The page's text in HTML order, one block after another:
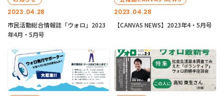
2023.04.28
市民活動総合情報誌「ウォロ」2023
年4月・5月号
2023.04.28
【CANVAS NEWS】2023年4・5月号